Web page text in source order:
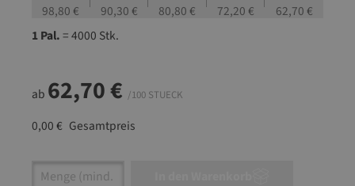
98,80 € 90,30 € 80,80 € 72,20 €
62,70 €
1 Pal.= 4000 Stk.
ab 62,70 € /100 STUECK
0,00 € Gesamtpreis
Artikel Anzahl: Gib den gewünschten Wert